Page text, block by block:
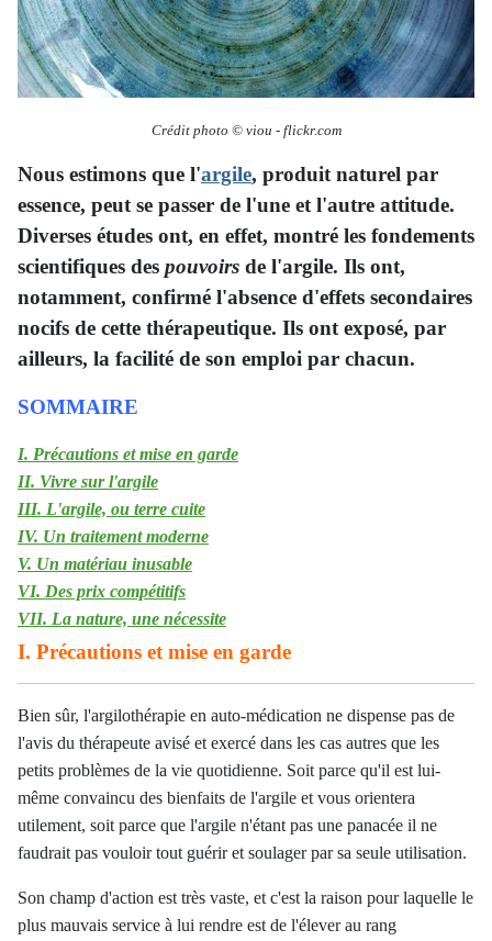
Crédit photo © viou - flickr.com
Nous estimons que l'argile, produit naturel par
essence, peut se passer de l'une et l'autre attitude.
Diverses études ont, en effet, montré les fondements
scientifiques des pouvoirs de l'argile. Ils ont,
notamment, confirmé l'absence d'effets secondaires
nocifs de cette thérapeutique. Ils ont exposé, par
ailleurs, la facilité de son emploi par chacun.
SOMMAIRE
I. Précautions et mise en garde
II. Vivre sur l'argile
III. L'argile, ou terre cuite
IV. Un traitement moderne
V. Un matériau inusable
VI. Des prix compétitifs
VII. La nature, une nécessite
I. Précautions et mise en garde
Bien sûr, l'argilothérapie en auto-médication ne dispense pas de
l'avis du thérapeute avisé et exercé dans les cas autres que les
petits problèmes de la vie quotidienne. Soit parce qu'il est lui-
même convaincu des bienfaits de l'argile et vous orientera
utilement, soit parce que l'argile n'étant pas une panacée il ne
faudrait pas vouloir tout guérir et soulager par sa seule utilisation.
Son champ d'action est très vaste, et c'est la raison pour laquelle le
plus mauvais service à lui rendre est de l'élever au rang